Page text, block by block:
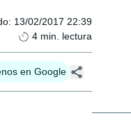
: 13/02/2017 22:39
4 min. lectura
en Google